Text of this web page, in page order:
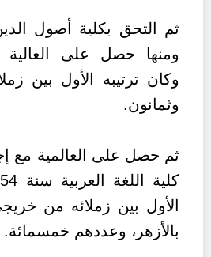
ثم التحق بكلية أصول
وكان ترتيبه الأول بين
وثمانون.
ثم حصل على العالمية مع
الأول بين زملائه من
بالأزهر، وعددهم خمسمائة.